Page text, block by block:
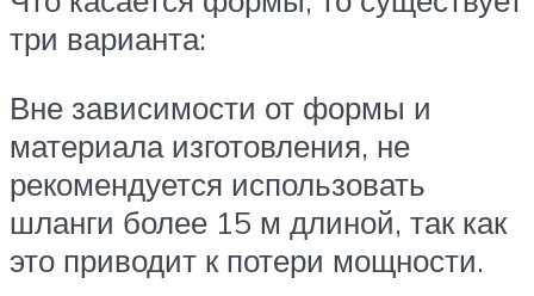
три варианта:
Вне зависимости от формы и
материала изготовления, не
рекомендуется использовать
шланги более 15 м длиной, так как
это приводит к потери мощности.